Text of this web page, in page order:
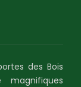
des Bois
magnifiques